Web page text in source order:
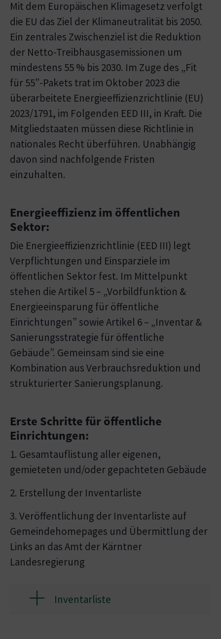
Mit dem Europäischen Klimagesetz verfolgt
die EU das Ziel der Klimaneutralität bis 2050.
Ein zentrales Zwischenziel ist die Reduktion
der Netto-Treibhausgasemissionen um
mindestens 55 % bis 2030. Im Zuge des „Fit
für 55”-Pakets trat im Oktober 2023 die
überarbeitete Energieeffizienzrichtlinie (EU)
2023/1791, im Folgenden EED III, in Kraft. Die
Mitgliedstaaten müssen diese Richtlinie in
nationales Recht überführen. Unabhängig
davon sind nachfolgende Fristen
einzuhalten.
Energieeffizienz im öffentlichen
Sektor:
Die Energieeffizienzrichtlinie (EED III) legt
Verpflichtungen und Einsparziele im
öffentlichen Sektor fest. Im Mittelpunkt
stehen die Artikel 5 – „Vorbildfunktion &
Energieeinsparung für öffentliche
Einrichtungen” sowie Artikel 6 – „Inventar &
Sanierungsstrategie für öffentliche
Gebäude”. Gemeinsam sind sie eine
Kombination aus Verbrauchsreduktion und
strukturierter Sanierungsplanung.
Erste Schritte für öffentliche
Einrichtungen:
1. Gesamtauflistung aller eigenen,
gemieteten und/oder gepachteten Gebäude
2. Erstellung der Inventarliste
3. Veröffentlichung der Inventarliste auf
Gemeindehomepages und Übermittlung der
Links an das Amt der Kärntner
Landesregierung
Inventarliste